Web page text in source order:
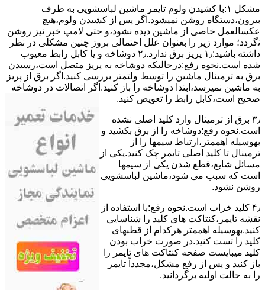
مشکل ۱:ﺑﺎ ﮐﺸﯿﺪن وﻟﻮم ﺗﺎﯾﻤﺮ ماشین لباسشویی به طرف
ﺑﯿﺮون،دستگاه روﺷﻦ نمیشود.اﮔﺮ ﭘﺲ از ﮐﺸﯿﺪن وﻟﻮم،ﻫﯿﭻ
عکسالعمل ﺧﺎﺻﯽ از ﻣﺎﺷﯿﻦ دﯾﺪه نشود،و حتی ﻻﻣﭗ ﺧﺒﺮ ﻧﯿﺰ روﺷﻦ
ﻧگردد؛ موارد زیر را بعنوان ﻋﻠﻞ احتمالی بروز چنین مشکلی در نظر
داشته باشید:۱٫ ﭘﺮﯾﺰ ﺑﺮق ﻧﺪارد.۲٫ دوﺷﺎﺧﻪ و ﯾﺎ ﮐﺎﺑﻞ راﺑﻂ ﻣﻌﯿﻮب
ﺷﺪه است.نحوه رفع:درحالیکه دوﺷﺎﺧﻪ ﺑﻪ ﭘﺮﯾﺰ ﻣﺘﺼﻞ اﺳﺖ،رﺳﯿﺪن
ﺑﺮق ﺑﻪ ﺗﺮﻣﯿﻨﺎل ﻣﺎﺷﯿﻦ را ﺗﻮﺳﻂ ولتمتر بررسی ﮐﻨﯿﺪ.اﮔﺮ ﺑﺮق از ﭘﺮﯾﺰ
ﺑﻪ ﻣﺎﺷﯿﻦ نمیرسد،اﺑﺘﺪا دوشاخه را باز کنید.اﮔﺮ اﺗﺼﺎﻻت در دوشاخه
ﺻﺤﯿﺢ اﺳﺖ،ﮐﺎﺑﻞ راﺑﻂ را ﺗﻌﻮﯾﺾ کنید.
۳٫ ﺑﺮق از ﺗﺮﻣﯿﻨﺎل وارد ﮐﻠﯿﺪ اﺻﻠﯽ ﻧﺸﺪه
است.نحوه رﻓﻊ:دوشاخه را از ﺑﺮق بکشید و
بهوسیله اهممتر،ارﺗﺒﺎط سیمها را از
ﺗﺮﻣﯿﻨﺎل ﺗﺎ ﮐﻠﯿﺪ اﺻﻠﯽ ﺗﺎﯾﻤﺮ چک کنید.یکی از
مسائل شایع،ﻗﻄﻊ شدن ﯾﮑﯽ از سیمها
است که سبب می شود،ﻣﺎﺷﯿﻦ لباسشویی
روﺷﻦ نشود.
۴٫ ﮐﻠﯿﺪ ﺧﺮاب اﺳﺖ.نحوه رفع:ﺑﺎ اﺳﺘﻔﺎده از
ﻧﻘﺸﻪ ﺗﺎﯾﻤﺮ،ﮐﻨﺘﺎﮐﺖ ﻫﺎی ﮐﻠﯿﺪ را ﺷﻨﺎﺳﺎﯾﯽ
کنید.بهوسیله اهممتر هرکدام از قطبهای
ﮐﻠﯿﺪ را ﺗﺴﺖ ﮐﻨﯿﺪ.در ﺻﻮرت ﺧﺮاب ﺑﻮدن
ﮐﻠﯿﺪ میبایست ﺻﻔﺤﻪ ﮐﻨﺘﺎﮐﺖ ﻫﺎی ﺗﺎﯾﻤﺮ را
باز کنید و ﭘﺲ از رﻓﻊ مشکل،مجدداً ﺗﺎﯾﻤﺮ
را به حالت اوﻟﯿﻪ برگردانید.